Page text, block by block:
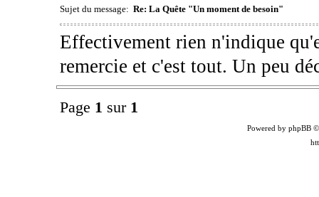
Sujet du message: Re: La Quête "Un moment de besoin"
Effectivement rien n'indique
remercie et c'est tout. Un peu
Page 1 sur 1
Powered by phpBB